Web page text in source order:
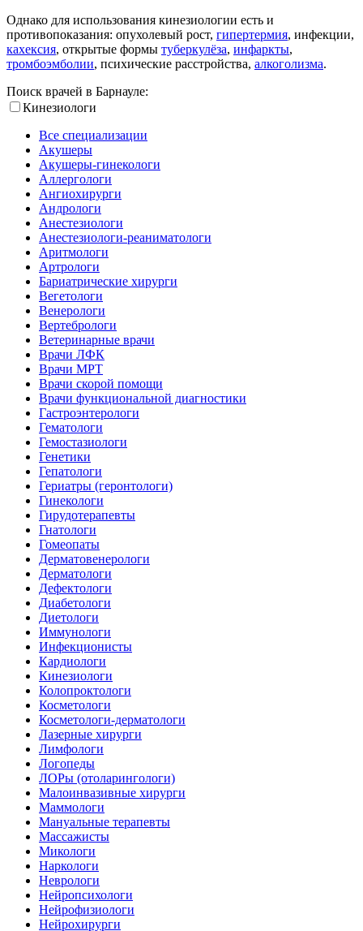
Однако для использования кинезиологии есть и
противопоказания: опухолевый рост, гипертермия, инфекции,
кахексия, открытые формы туберкулёза, инфаркты,
тромбоэмболии, психические расстройства, алкоголизма.
Поиск врачей в Барнауле:
Кинезиологи
Все специализации
Акушеры
Акушеры-гинекологи
Аллергологи
Ангиохирурги
Андрологи
Анестезиологи
Анестезиологи-реаниматологи
Аритмологи
Артрологи
Бариатрические хирурги
Вегетологи
Венерологи
Вертебрологи
Ветеринарные врачи
Врачи ЛФК
Врачи МРТ
Врачи скорой помощи
Врачи функциональной диагностики
Гастроэнтерологи
Гематологи
Гемостазиологи
Генетики
Гепатологи
Гериатры (геронтологи)
Гинекологи
Гирудотерапевты
Гнатологи
Гомеопаты
Дерматовенерологи
Дерматологи
Дефектологи
Диабетологи
Диетологи
Иммунологи
Инфекционисты
Кардиологи
Кинезиологи
Колопроктологи
Косметологи
Косметологи-дерматологи
Лазерные хирурги
Лимфологи
Логопеды
ЛОРы (отоларингологи)
Малоинвазивные хирурги
Маммологи
Мануальные терапевты
Массажисты
Микологи
Наркологи
Неврологи
Нейропсихологи
Нейрофизиологи
Нейрохирурги